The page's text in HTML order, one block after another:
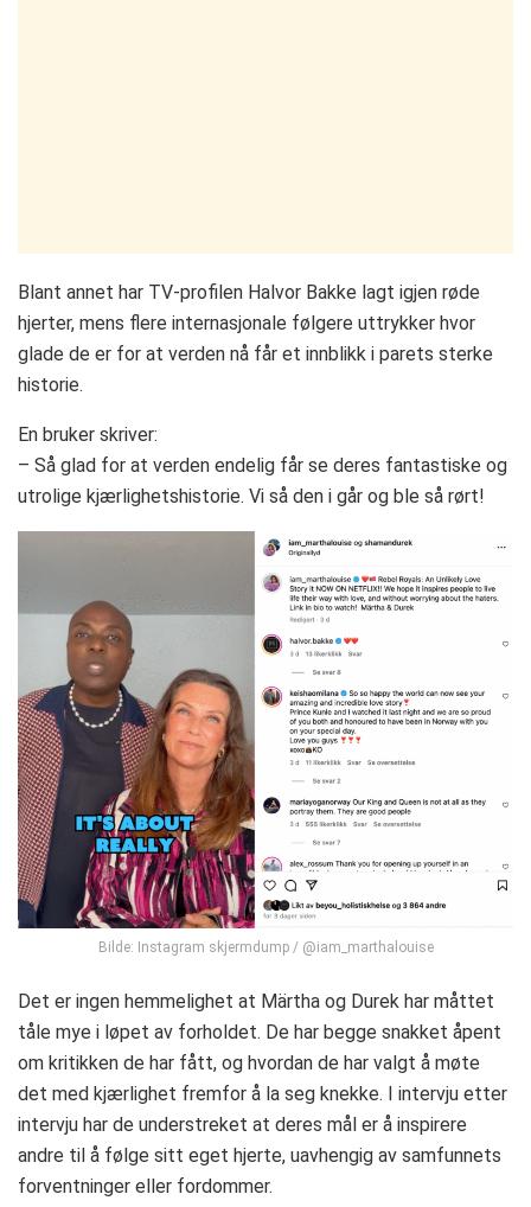
Blant annet har TV-profilen Halvor Bakke lagt igjen røde
hjerter, mens flere internasjonale følgere uttrykker hvor
glade de er for at verden nå får et innblikk i parets sterke
historie.
En bruker skriver:
– Så glad for at verden endelig får se deres fantastiske og
utrolige kjærlighetshistorie. Vi så den i går og ble så rørt!
Bilde: Instagram skjermdump / @iam_marthalouise
Det er ingen hemmelighet at Märtha og Durek har måttet
tåle mye i løpet av forholdet. De har begge snakket åpent
om kritikken de har fått, og hvordan de har valgt å møte
det med kjærlighet fremfor å la seg knekke. I intervju etter
intervju har de understreket at deres mål er å inspirere
andre til å følge sitt eget hjerte, uavhengig av samfunnets
forventninger eller fordommer.